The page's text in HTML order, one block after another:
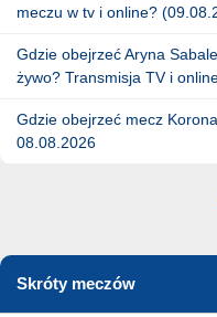
meczu w tv i online?
Gdzie obejrzeć Aryna
żywo? Transmisja TV i
Gdzie obejrzeć mecz
08.08.2026
Skróty meczów